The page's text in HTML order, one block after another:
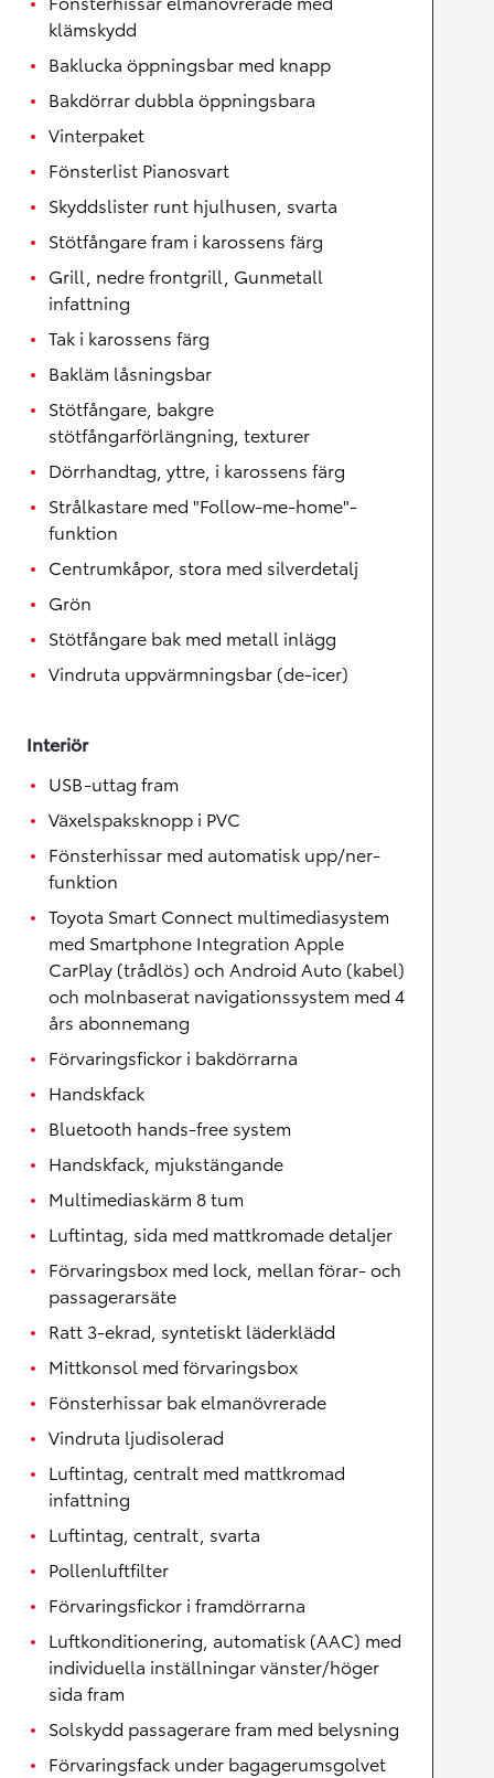
klämskydd
Baklucka öppningsbar med knapp
Bakdörrar dubbla öppningsbara
Vinterpaket
Fönsterlist Pianosvart
Skyddslister runt hjulhusen, svarta
Stötfångare fram i karossens färg
Grill, nedre frontgrill, Gunmetall
infattning
Tak i karossens färg
Bakläm låsningsbar
Stötfångare, bakgre
stötfångarförlängning, texturer
Dörrhandtag, yttre, i karossens färg
Strålkastare med "Follow-me-home"-
funktion
Centrumkåpor, stora med silverdetalj
Grön
Stötfångare bak med metall inlägg
Vindruta uppvärmningsbar (de-icer)
Interiör
USB-uttag fram
Växelspaksknopp i PVC
Fönsterhissar med automatisk upp/ner-
funktion
Toyota Smart Connect multimediasystem
med Smartphone Integration Apple
CarPlay (trådlös) och Android Auto (kabel)
och molnbaserat navigationssystem med 4
års abonnemang
Förvaringsfickor i bakdörrarna
Handskfack
Bluetooth hands-free system
Handskfack, mjukstängande
Multimediaskärm 8 tum
Luftintag, sida med mattkromade detaljer
Förvaringsbox med lock, mellan förar- och
passagerarsäte
Ratt 3-ekrad, syntetiskt läderklädd
Mittkonsol med förvaringsbox
Fönsterhissar bak elmanövrerade
Vindruta ljudisolerad
Luftintag, centralt med mattkromad
infattning
Luftintag, centralt, svarta
Pollenluftfilter
Förvaringsfickor i framdörrarna
Luftkonditionering, automatisk (AAC) med
individuella inställningar vänster/höger
sida fram
Solskydd passagerare fram med belysning
Förvaringsfack under bagagerumsgolvet